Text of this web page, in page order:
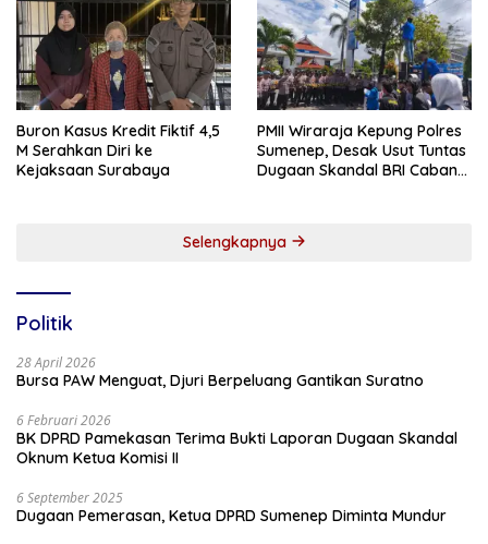
Buron Kasus Kredit Fiktif 4,5
M Serahkan Diri ke
Kejaksaan Surabaya
PMII Wiraraja Kepung Polres
Sumenep, Desak Usut Tuntas
Dugaan Skandal BRI Cabang
Selengkapnya
Politik
28 April 2026
Bursa PAW Menguat, Djuri Berpeluang Gantikan Suratno
6 Februari 2026
BK DPRD Pamekasan Terima Bukti Laporan Dugaan Skandal
Oknum Ketua Komisi II
6 September 2025
Dugaan Pemerasan, Ketua DPRD Sumenep Diminta Mundur